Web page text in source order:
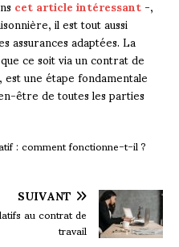
il est tout aussi
adaptées. La
ce soit via un contrat de
une étape fondamentale
être de toutes les parties
: comment fonctionne-t-il ?
SUIVANT
au contrat de
travail